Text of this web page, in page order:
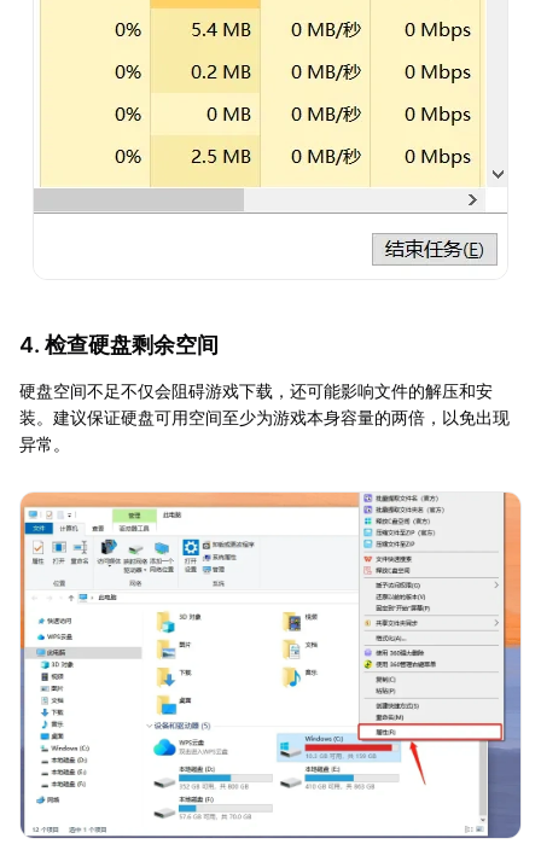
4. 检查硬盘剩余空间
硬盘空间不足不仅会阻碍游戏下载，还可能影响文件的解压和安
装。建议保证硬盘可用空间至少为游戏本身容量的两倍，以免出现
异常。